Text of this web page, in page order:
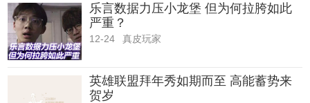
乐言数据力压小龙堡 但为何拉胯如此
严重？
12-24 真皮玩家
英雄联盟拜年秀如期而至 高能蓄势来
贺岁